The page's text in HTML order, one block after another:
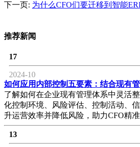
下一页: 为什么CFO们要迁移到智能
推荐新闻
17
2024-10
如何应用内部控制五要素：结合现有
了解如何在企业现有管理体系中灵活
化控制环境、风险评估、控制活动、
升运营效率并降低风险，助力CFO精准
13